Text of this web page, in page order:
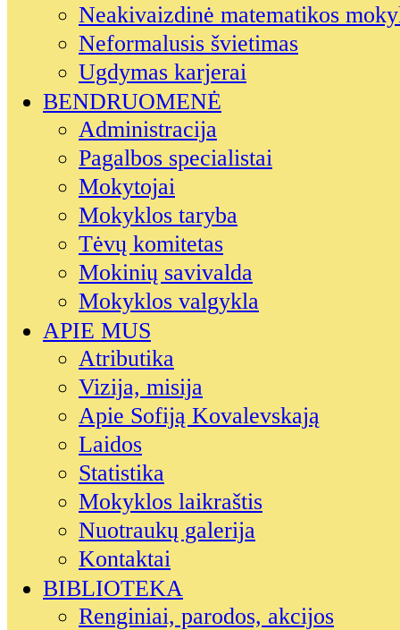
Neakivaizdinė matematikos
Neformalusis švietimas
Ugdymas karjerai
BENDRUOMENĖ
Administracija
Pagalbos specialistai
Mokytojai
Mokyklos taryba
Tėvų komitetas
Mokinių savivalda
Mokyklos valgykla
APIE MUS
Atributika
Vizija, misija
Apie Sofiją Kovalevskają
Laidos
Statistika
Mokyklos laikraštis
Nuotraukų galerija
Kontaktai
BIBLIOTEKA
Renginiai, parodos, akcijos